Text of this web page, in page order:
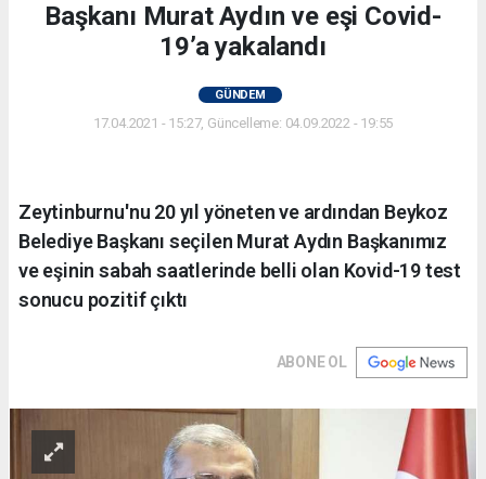
Başkanı Murat Aydın ve eşi Covid-
19’a yakalandı
GÜNDEM
17.04.2021 - 15:27, Güncelleme: 04.09.2022 - 19:55
Zeytinburnu'nu 20 yıl yöneten ve ardından Beykoz
Belediye Başkanı seçilen Murat Aydın Başkanımız
ve eşinin sabah saatlerinde belli olan Kovid-19 test
sonucu pozitif çıktı
ABONE OL